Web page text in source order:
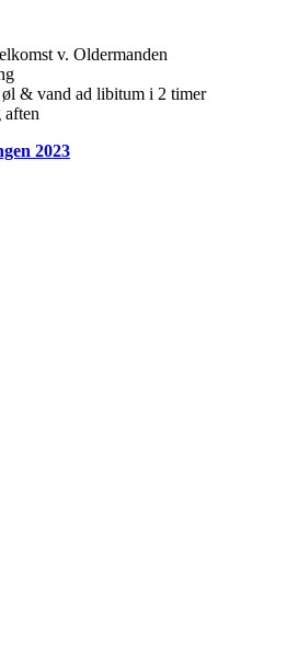
v. Oldermanden
& vand ad libitum i 2 timer
2023